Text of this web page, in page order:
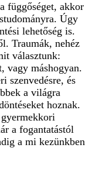
függőséget, akkor
Úgy
lehetőség is.
Traumák, nehéz
választunk:
vagy máshogyan.
szenvedésre, és
a világra
hoznak.
a fogantatástól
a mi kezünkben